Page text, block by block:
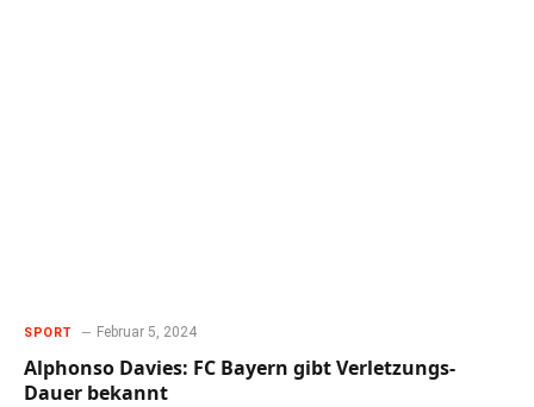
SPORT Februar 5, 2024
Alphonso Davies: FC Bayern gibt Verletzungs-
Dauer bekannt